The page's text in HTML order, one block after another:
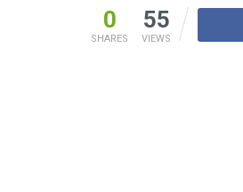
0
SHARES
55
VIEWS